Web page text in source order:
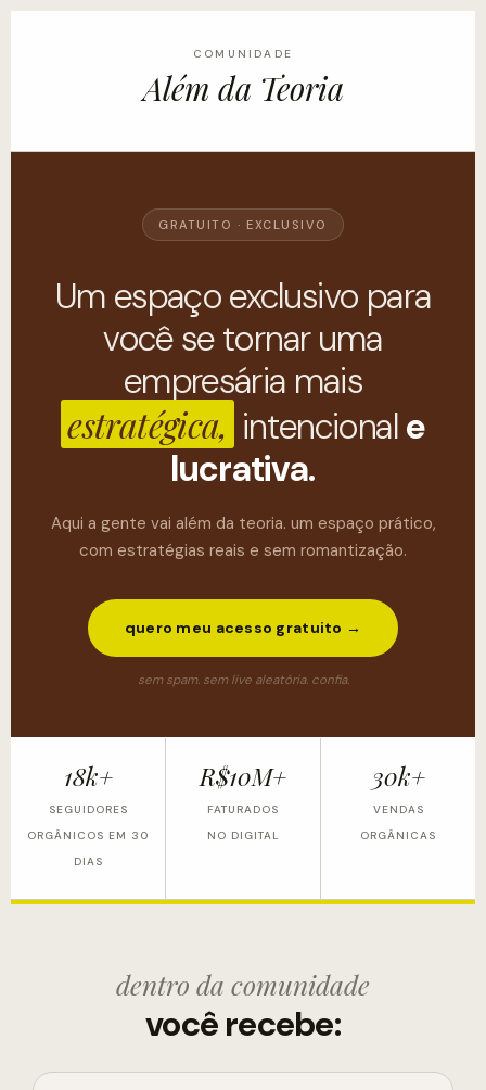
COMUNIDADE
Além da Teoria
GRATUITO · EXCLUSIVO
Um espaço exclusivo para
você se tornar uma
empresária mais
estratégica, intencionale
lucrativa.
Aqui a gente vai além da teoria. um espaço prático,
com estratégias reais e sem romantização.
quero meu acesso gratuito →
sem spam. sem live aleatória. confia.
18k+
SEGUIDORES
ORGÂNICOS EM 30
DIAS
R$10M+
FATURADOS
NO DIGITAL
30k+
VENDAS
ORGÂNICAS
dentro da comunidade
você recebe: